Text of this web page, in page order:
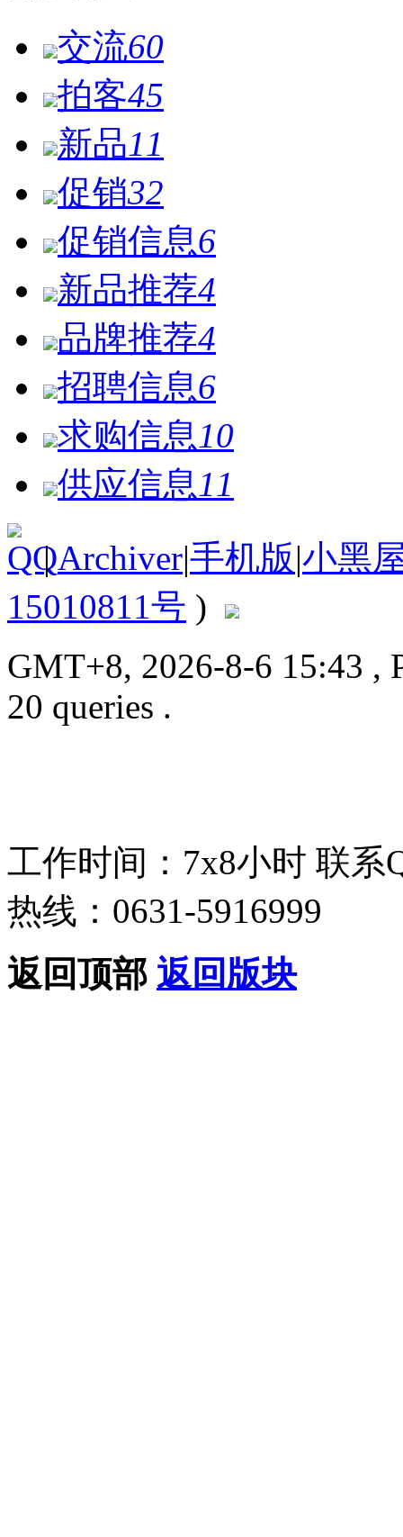
交流60
拍客45
新品11
促销32
促销信息6
新品推荐4
品牌推荐4
招聘信息6
求购信息 10
供应信息 11
| Archiver|手机版|小黑
15010811号 )
GMT+8, 2026-8-6 15:43 ,
20 queries .
工作时间：7x8小时 联系
热线：0631-5916999
返回顶部 返回版块